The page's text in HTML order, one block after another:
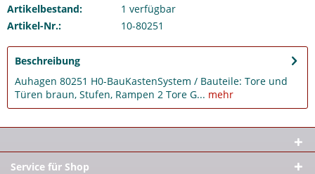
Artikelbestand: 1 verfügbar
Artikel-Nr.:
10-80251
Beschreibung
Auhagen 80251 H0-BauKastenSystem / Bauteile: Tore und
Türen braun, Stufen, Rampen 2 Tore G... mehr
Service für Shop